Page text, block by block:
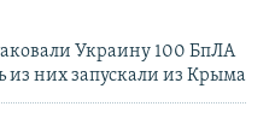
Украину 100 БпЛА
из них запускали из Крыма